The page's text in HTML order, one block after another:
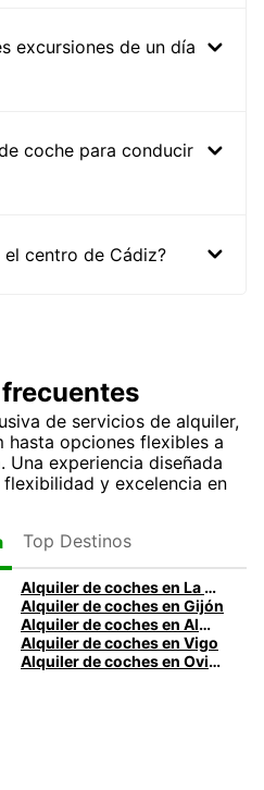
excursiones de un día
coche para conducir
centro de Cádiz?
de servicios de alquiler,
hasta opciones flexibles a
experiencia diseñada
y excelencia en
Top Destinos
Alquiler de coches en La Coruña
Alquiler de coches en Gijón
Alquiler de coches en Almería
Alquiler de coches en Vigo
Alquiler de coches en Oviedo